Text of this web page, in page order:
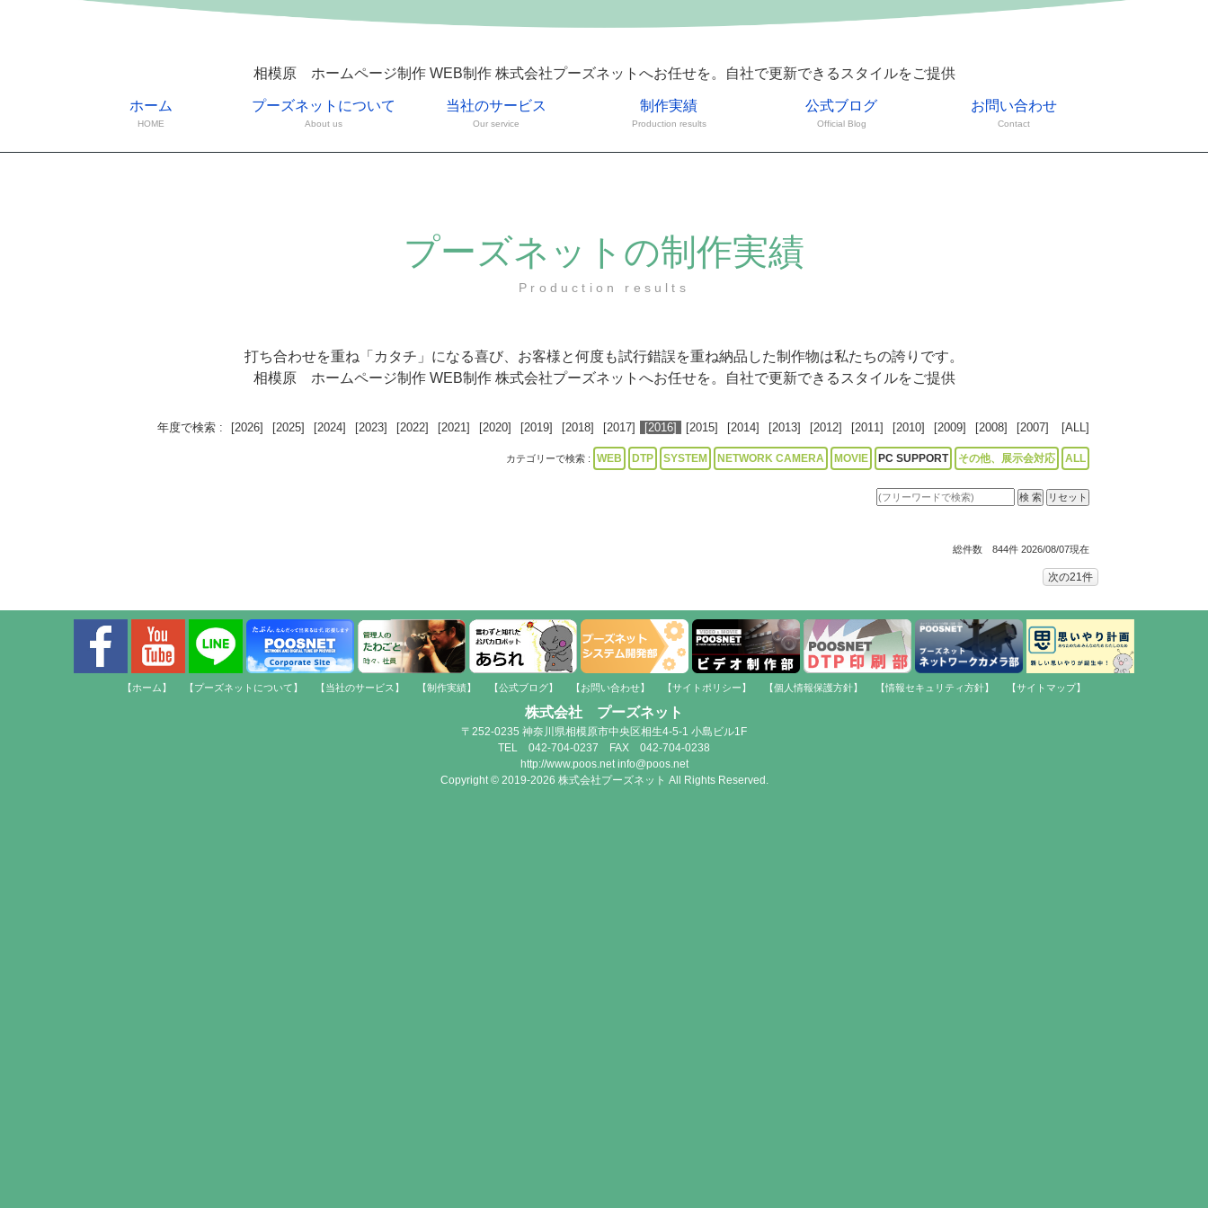
相模原 ホームページ制作 WEB制作 株式会社プーズネットへお任せを。自社で更新できるスタイルをご提供
ホーム
HOME
プーズネットについて
About us
当社のサービス
Our service
制作実績
Production results
公式ブログ
Official Blog
お問い合わせ
Contact
プーズネットの制作実績
Production results
打ち合わせを重ね「カタチ」になる喜び、お客様と何度も試行錯誤を重ね納品した制作物は私たちの誇りです。
相模原 ホームページ制作 WEB制作 株式会社プーズネットへお任せを。自社で更新できるスタイルをご提供
年度で検索 : [2026] [2025] [2024] [2023] [2022] [2021] [2020] [2019] [2018] [2017] [2016] [2015] [2014] [2013] [2012] [2011] [2010] [2009] [2008] [2007] [ALL]
カテゴリーで検索 : WEB DTP SYSTEM NETWORK CAMERA MOVIE PC SUPPORT その他、展示会対応 ALL
総件数 844件 2026/08/07現在
次の21件
【ホーム】 【プーズネットについて】 【当社のサービス】 【制作実績】 【公式ブログ】 【お問い合わせ】 【サイトポリシー】 【個人情報保護方針】 【情報セキュリティ方針】 【サイトマップ】
株式会社 プーズネット
〒252-0235 神奈川県相模原市中央区相生4-5-1 小島ビル1F
TEL 042-704-0237 FAX 042-704-0238
http://www.poos.net info@poos.net
Copyright © 2019-2026 株式会社プーズネット All Rights Reserved.